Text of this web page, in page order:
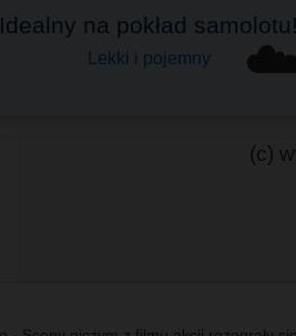
Idealny na pokład
Lekki i pojemny
Bagaż podręczny
Do Ryanair, Wizzair i innych
(c)